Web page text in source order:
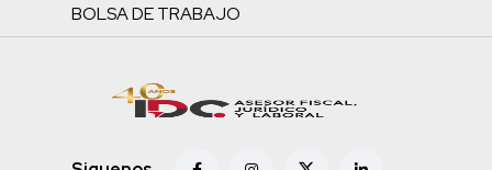
BOLSA DE TRABAJO